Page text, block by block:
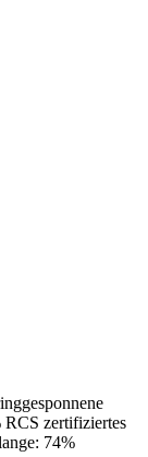
zertifiziertes
74%